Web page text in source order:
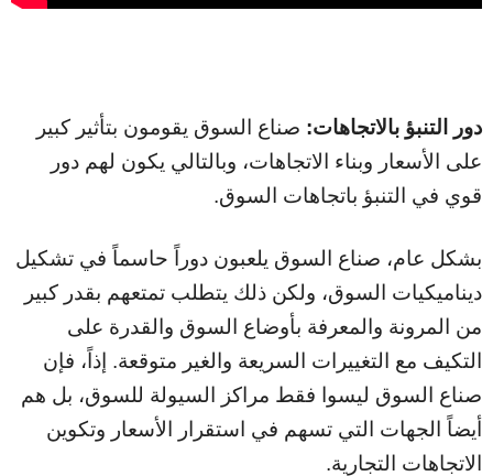
دور التنبؤ بالاتجاهات: صناع السوق يقومون بتأثير كبير
على الأسعار وبناء الاتجاهات، وبالتالي يكون لهم دور
قوي في التنبؤ باتجاهات السوق.
بشكل عام، صناع السوق يلعبون دوراً حاسماً في تشكيل
ديناميكيات السوق، ولكن ذلك يتطلب تمتعهم بقدر كبير
من المرونة والمعرفة بأوضاع السوق والقدرة على
التكيف مع التغييرات السريعة والغير متوقعة. إذاً، فإن
صناع السوق ليسوا فقط مراكز السيولة للسوق، بل هم
أيضاً الجهات التي تسهم في استقرار الأسعار وتكوين
الاتجاهات التجارية.